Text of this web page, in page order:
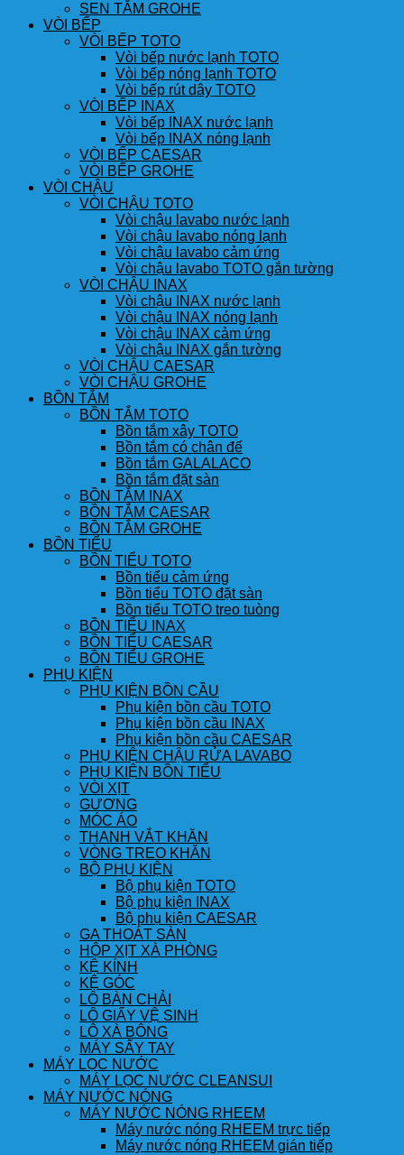
SEN TẮM GROHE
VÒI BẾP
VÒI BẾP TOTO
Vòi bếp nước lạnh TOTO
Vòi bếp nóng lạnh TOTO
Vòi bếp rút dây TOTO
VÒI BẾP INAX
Vòi bếp INAX nước lạnh
Vòi bếp INAX nóng lạnh
VÒI BẾP CAESAR
VÒI BẾP GROHE
VÒI CHẬU
VÒI CHẬU TOTO
Vòi chậu lavabo nước lạnh
Vòi chậu lavabo nóng lạnh
Vòi chậu lavabo cảm ứng
Vòi chậu lavabo TOTO gắn tường
VÒI CHẬU INAX
Vòi chậu INAX nước lạnh
Vòi chậu INAX nóng lạnh
Vòi chậu INAX cảm ứng
Vòi chậu INAX gắn tường
VÒI CHẬU CAESAR
VÒI CHẬU GROHE
BỒN TẮM
BỒN TẮM TOTO
Bồn tắm xây TOTO
Bồn tắm có chân đế
Bồn tắm GALALACO
Bồn tắm đặt sàn
BỒN TẮM INAX
BỒN TẮM CAESAR
BỒN TẮM GROHE
BỒN TIỂU
BỒN TIỂU TOTO
Bồn tiểu cảm ứng
Bồn tiểu TOTO đặt sàn
Bồn tiểu TOTO treo tuòng
BỒN TIỂU INAX
BỒN TIỂU CAESAR
BỒN TIỂU GROHE
PHỤ KIỆN
PHỤ KIỆN BỒN CẦU
Phụ kiện bồn cầu TOTO
Phụ kiện bồn cầu INAX
Phụ kiện bồn cầu CAESAR
PHỤ KIỆN CHẬU RỬA LAVABO
PHỤ KIỆN BỒN TIỂU
VÒI XỊT
GƯƠNG
MÓC ÁO
THANH VẮT KHĂN
VÒNG TREO KHĂN
BỘ PHỤ KIỆN
Bộ phụ kiện TOTO
Bộ phụ kiện INAX
Bộ phụ kiện CAESAR
GA THOÁT SÀN
HỘP XỊT XÀ PHÒNG
KỆ KÍNH
KỆ GÓC
LÔ BÀN CHẢI
LÔ GIẤY VỆ SINH
LÔ XÀ BÔNG
MÁY SẤY TAY
MÁY LỌC NƯỚC
MÁY LỌC NƯỚC CLEANSUI
MÁY NƯỚC NÓNG
MÁY NƯỚC NÓNG RHEEM
Máy nước nóng RHEEM trực tiếp
Máy nước nóng RHEEM gián tiếp